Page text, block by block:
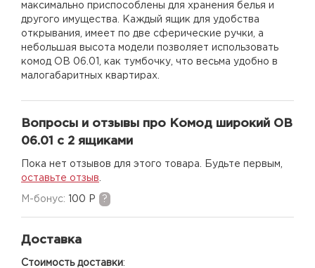
максимально приспособлены для хранения белья и
другого имущества. Каждый ящик для удобства
открывания, имеет по две сферические ручки, а
небольшая высота модели позволяет использовать
комод ОВ 06.01, как тумбочку, что весьма удобно в
малогабаритных квартирах.
Вопросы и отзывы про Комод широкий ОВ
06.01 с 2 ящиками
Пока нет отзывов для этого товара. Будьте первым,
оставьте отзыв
M-бонус: 100 Р ?
Доставка
Стоимость доставки: